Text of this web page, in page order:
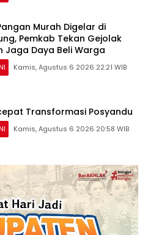
Murah Digelar di
Pemkab Tekan Gejolak
Jaga Daya Beli Warga
Kamis, Agustus 6 2026 22:21 WIB
Transformasi Posyandu
Kamis, Agustus 6 2026 20:58 WIB